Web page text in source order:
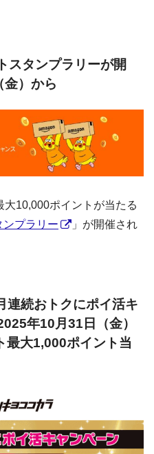
タンプラリーが開
）から
10,000ポイントが当たる
ンプラリー
」が開催され
連続おトクにポイ活キ
年10月31日（金）
最大1,000ポイント当